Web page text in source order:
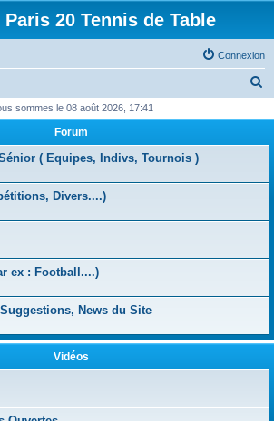
20 Tennis de Table
Connexion
h
sommes le 08 août 2026, 17:41
Forum
( Equipes, Indivs, Tournois )
Divers....)
ex : Football....)
News du Site
Vidéos